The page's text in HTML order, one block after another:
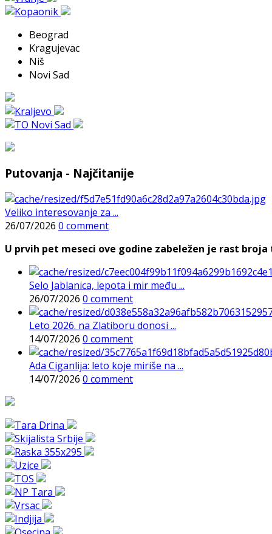
Beograd
Kragujevac
Niš
Novi Sad
Putovanja - Najčitanije
Veliko interesovanje za ...
26/07/2026 0 comment
U prvih pet meseci ove godine zabeležen je rast
Selo Jablanica, lepota i mir među ...
26/07/2026 0 comment
Leto 2026. na Zlatiboru donosi ...
14/07/2026 0 comment
Ada Ciganlija: leto koje miriše na ...
14/07/2026 0 comment